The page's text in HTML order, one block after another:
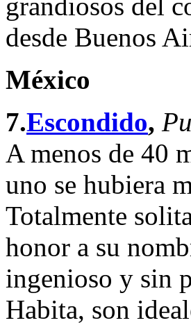
desde Buenos
México
7.Escondido,
A menos de 40
uno se hubiera
Totalmente
honor a su
ingenioso y sin
Habita, son